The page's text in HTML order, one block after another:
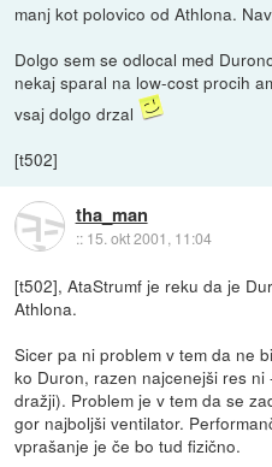
manj kot polovico od Athlona.
Dolgo sem se odlocal med
nekaj sparal na low-cost procih
vsaj dolgo drzal
[t502]
tha_man
:: 15. okt 2001, 11:04
[t502], AtaStrumf je reku da je
Athlona.
Sicer pa ni problem v tem da ne
ko Duron, razen najcenejši res
dražji). Problem je v tem da se
gor najboljši ventilator.
vprašanje je če bo tud fizično.